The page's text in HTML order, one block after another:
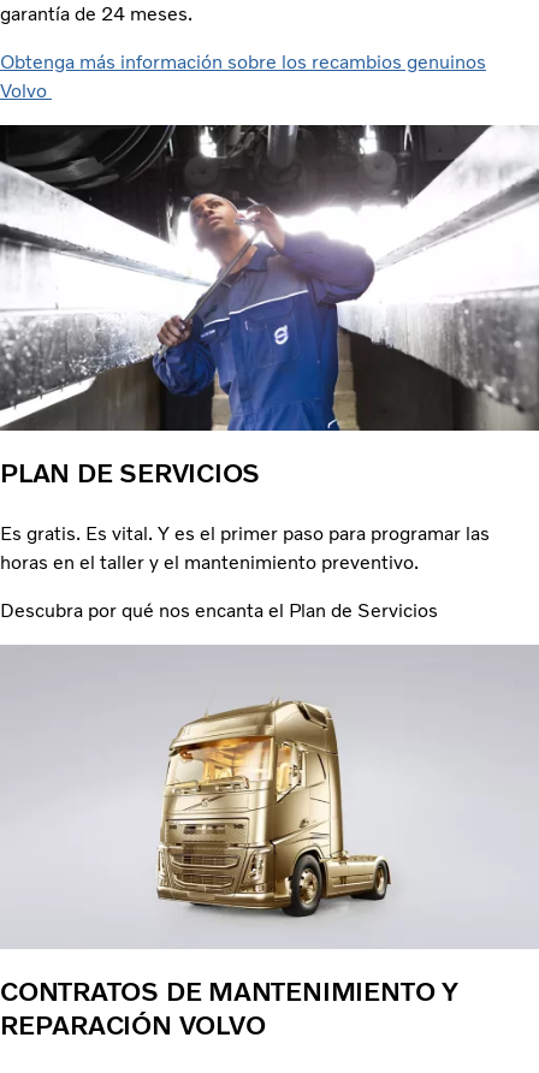
garantía de 24 meses.
Obtenga más información sobre los recambios genuinos
Volvo
PLAN DE SERVICIOS
Es gratis. Es vital. Y es el primer paso para programar las
horas en el taller y el mantenimiento preventivo.
Descubra por qué nos encanta el Plan de Servicios
CONTRATOS DE MANTENIMIENTO Y
REPARACIÓN VOLVO